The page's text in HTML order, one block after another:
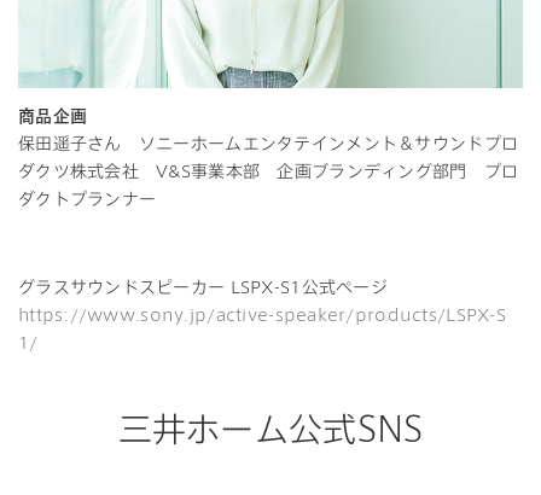
商品企画
保田遥子さん ソニーホームエンタテインメント＆サウンドプロ
ダクツ株式会社 V&S事業本部 企画ブランディング部門 プロ
ダクトプランナー
グラスサウンドスピーカー LSPX-S1公式ページ
https://www.sony.jp/active-speaker/products/LSPX-S
1/
三井ホーム公式SNS